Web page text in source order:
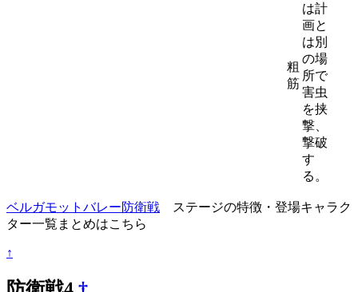
粗
筋
は計
画と
は別
の場
所で
害虫
を挟
撃、
撃破
す
る。
ベルガモットバレー防衛戦 ステージの特徴・登場キャラク
ター一覧まとめはこちら
↑